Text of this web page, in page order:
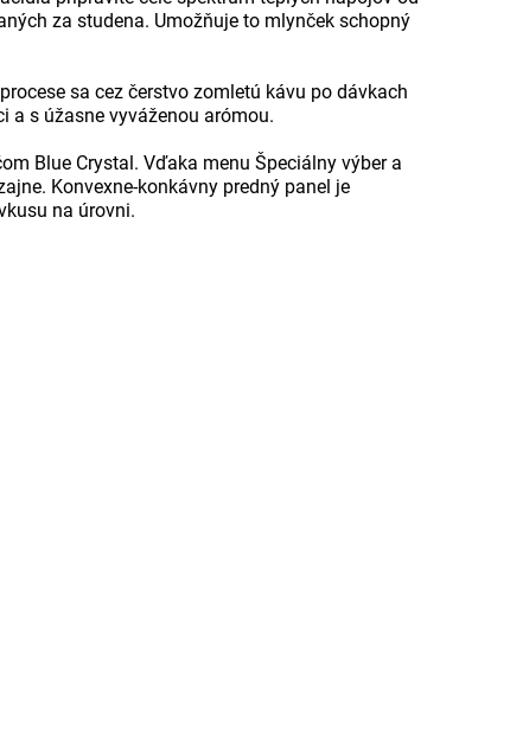
za studena. Umožňuje to mlynček schopný
sa cez čerstvo zomletú kávu po dávkach
a s úžasne vyváženou arómou.
Blue Crystal. Vďaka menu Špeciálny výber a
Konvexne-konkávny predný panel je
na úrovni.